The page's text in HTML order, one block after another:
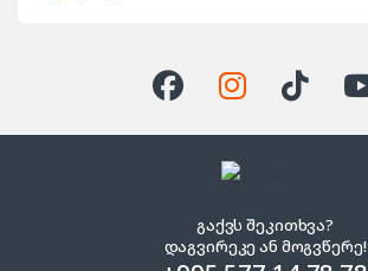
გაქვს შეკითხვა?
დაგვირეკე ან მოგვწერე!